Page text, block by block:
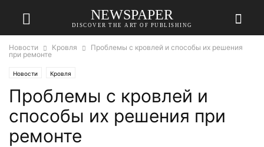
NEWSPAPER
DISCOVER THE ART OF PUBLISHING
Новости Кровля
Проблемы с кровлей и способы их решения
при ремонте
Новости Кровля
Проблемы с кровлей и
способы их решения при
ремонте